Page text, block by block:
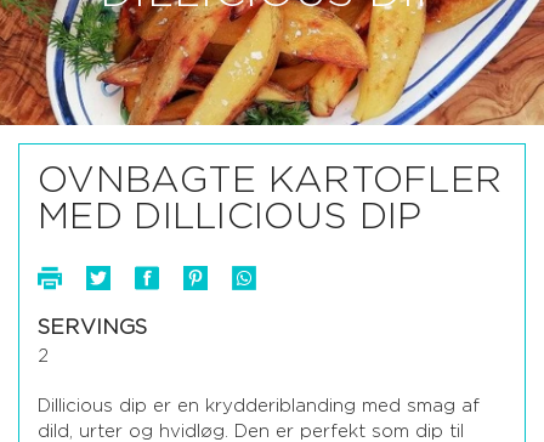
OVNBAGTE KARTOFLER
MED DILLICIOUS DIP
SERVINGS
2
Dillicious dip er en krydderiblanding med smag af
dild, urter og hvidløg. Den er perfekt som dip til